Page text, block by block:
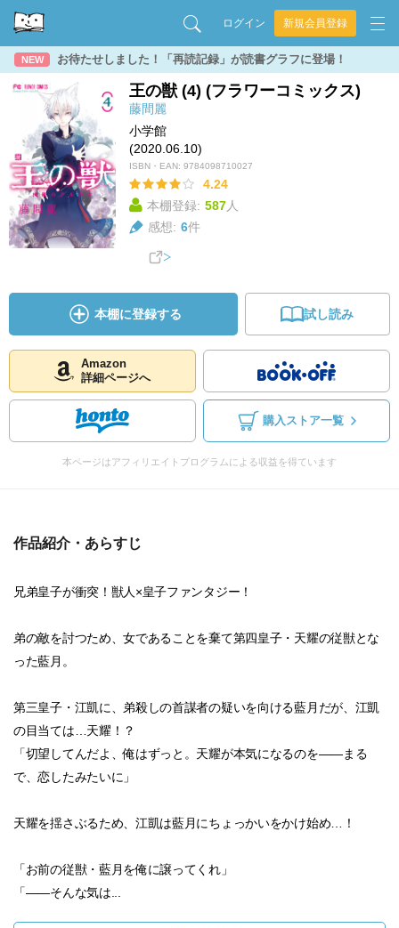
ログイン 新規会員登録
NEW お待たせしました！「再読記録」が読書グラフに登場！
王の獣 (4) (フラワーコミックス)
藤間麗
小学館
(2020.06.10)
ISBN・EAN: 9784098710027
4.24
本棚登録: 587人
感想: 6件
本棚に登録する 試し読み
Amazon
詳細ページへ
購入ストア一覧
本ページはアフィリエイトプログラムによる収益を得ています
作品紹介・あらすじ
兄弟皇子が衝突！獣人×皇子ファンタジー！
弟の敵を討つため、女であることを棄て第四皇子・天耀の従獣とな
った藍月。
第三皇子・江凱に、弟殺しの首謀者の疑いを向ける藍月だが、江凱
の目当ては…天耀！？
「切望してんだよ、俺はずっと。天耀が本気になるのを――まる
で、恋したみたいに」
天耀を揺さぶるため、江凱は藍月にちょっかいをかけ始め…！
「お前の従獣・藍月を俺に譲ってくれ」
「――そんな気は...